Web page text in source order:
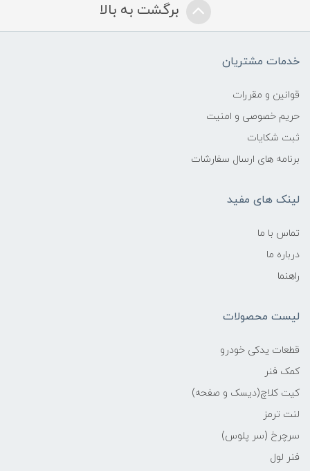
برگشت به بالا
خدمات مشتریان
قوانین و مقررات
حریم خصوصی و امنیت
ثبت شکایات
برنامه های ارسال سفارشات
لینک های مفید
تماس با ما
درباره ما
راهنما
لیست محصولات
قطعات یدکی خودرو
کمک فنر
کیت کلاچ(دیسک و صفحه)
لنت ترمز
سرچرخ (سر پلوس)
فنر لول